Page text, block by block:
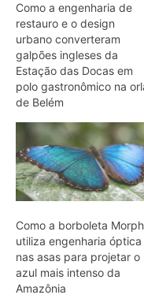
Como a engenharia de
restauro e o design
urbano converteram
galpões ingleses da
Estação das Docas em
polo gastronômico na
de Belém
Como a borboleta
utiliza engenharia óptica
nas asas para projetar o
azul mais intenso da
Amazônia